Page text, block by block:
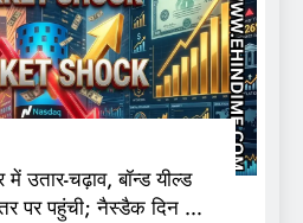
उतार-चढ़ाव, बॉन्ड यील्ड
पर पहुंची; नैस्डैक दिन की